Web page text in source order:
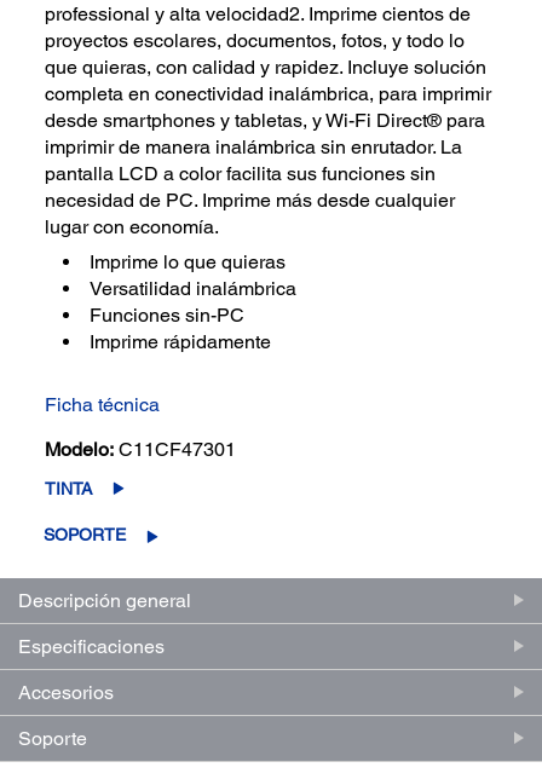
professional y alta velocidad2. Imprime cientos de
proyectos escolares, documentos, fotos, y todo lo
que quieras, con calidad y rapidez. Incluye solución
completa en conectividad inalámbrica, para imprimir
desde smartphones y tabletas, y Wi-Fi Direct® para
imprimir de manera inalámbrica sin enrutador. La
pantalla LCD a color facilita sus funciones sin
necesidad de PC. Imprime más desde cualquier
lugar con economía.
Imprime lo que quieras
Versatilidad inalámbrica
Funciones sin-PC
Imprime rápidamente
Ficha técnica
Modelo: C11CF47301
TINTA
SOPORTE
Descripción general
Especificaciones
Accesorios
Soporte